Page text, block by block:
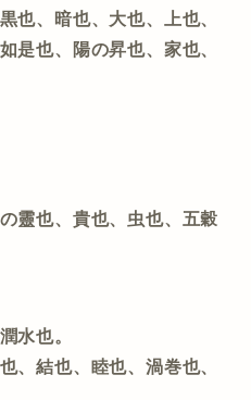
也、暗也、大也、上也、
是也、陽の昇也、家也、
靈也、貴也、虫也、五穀
水也。
、結也、睦也、渦巻也、